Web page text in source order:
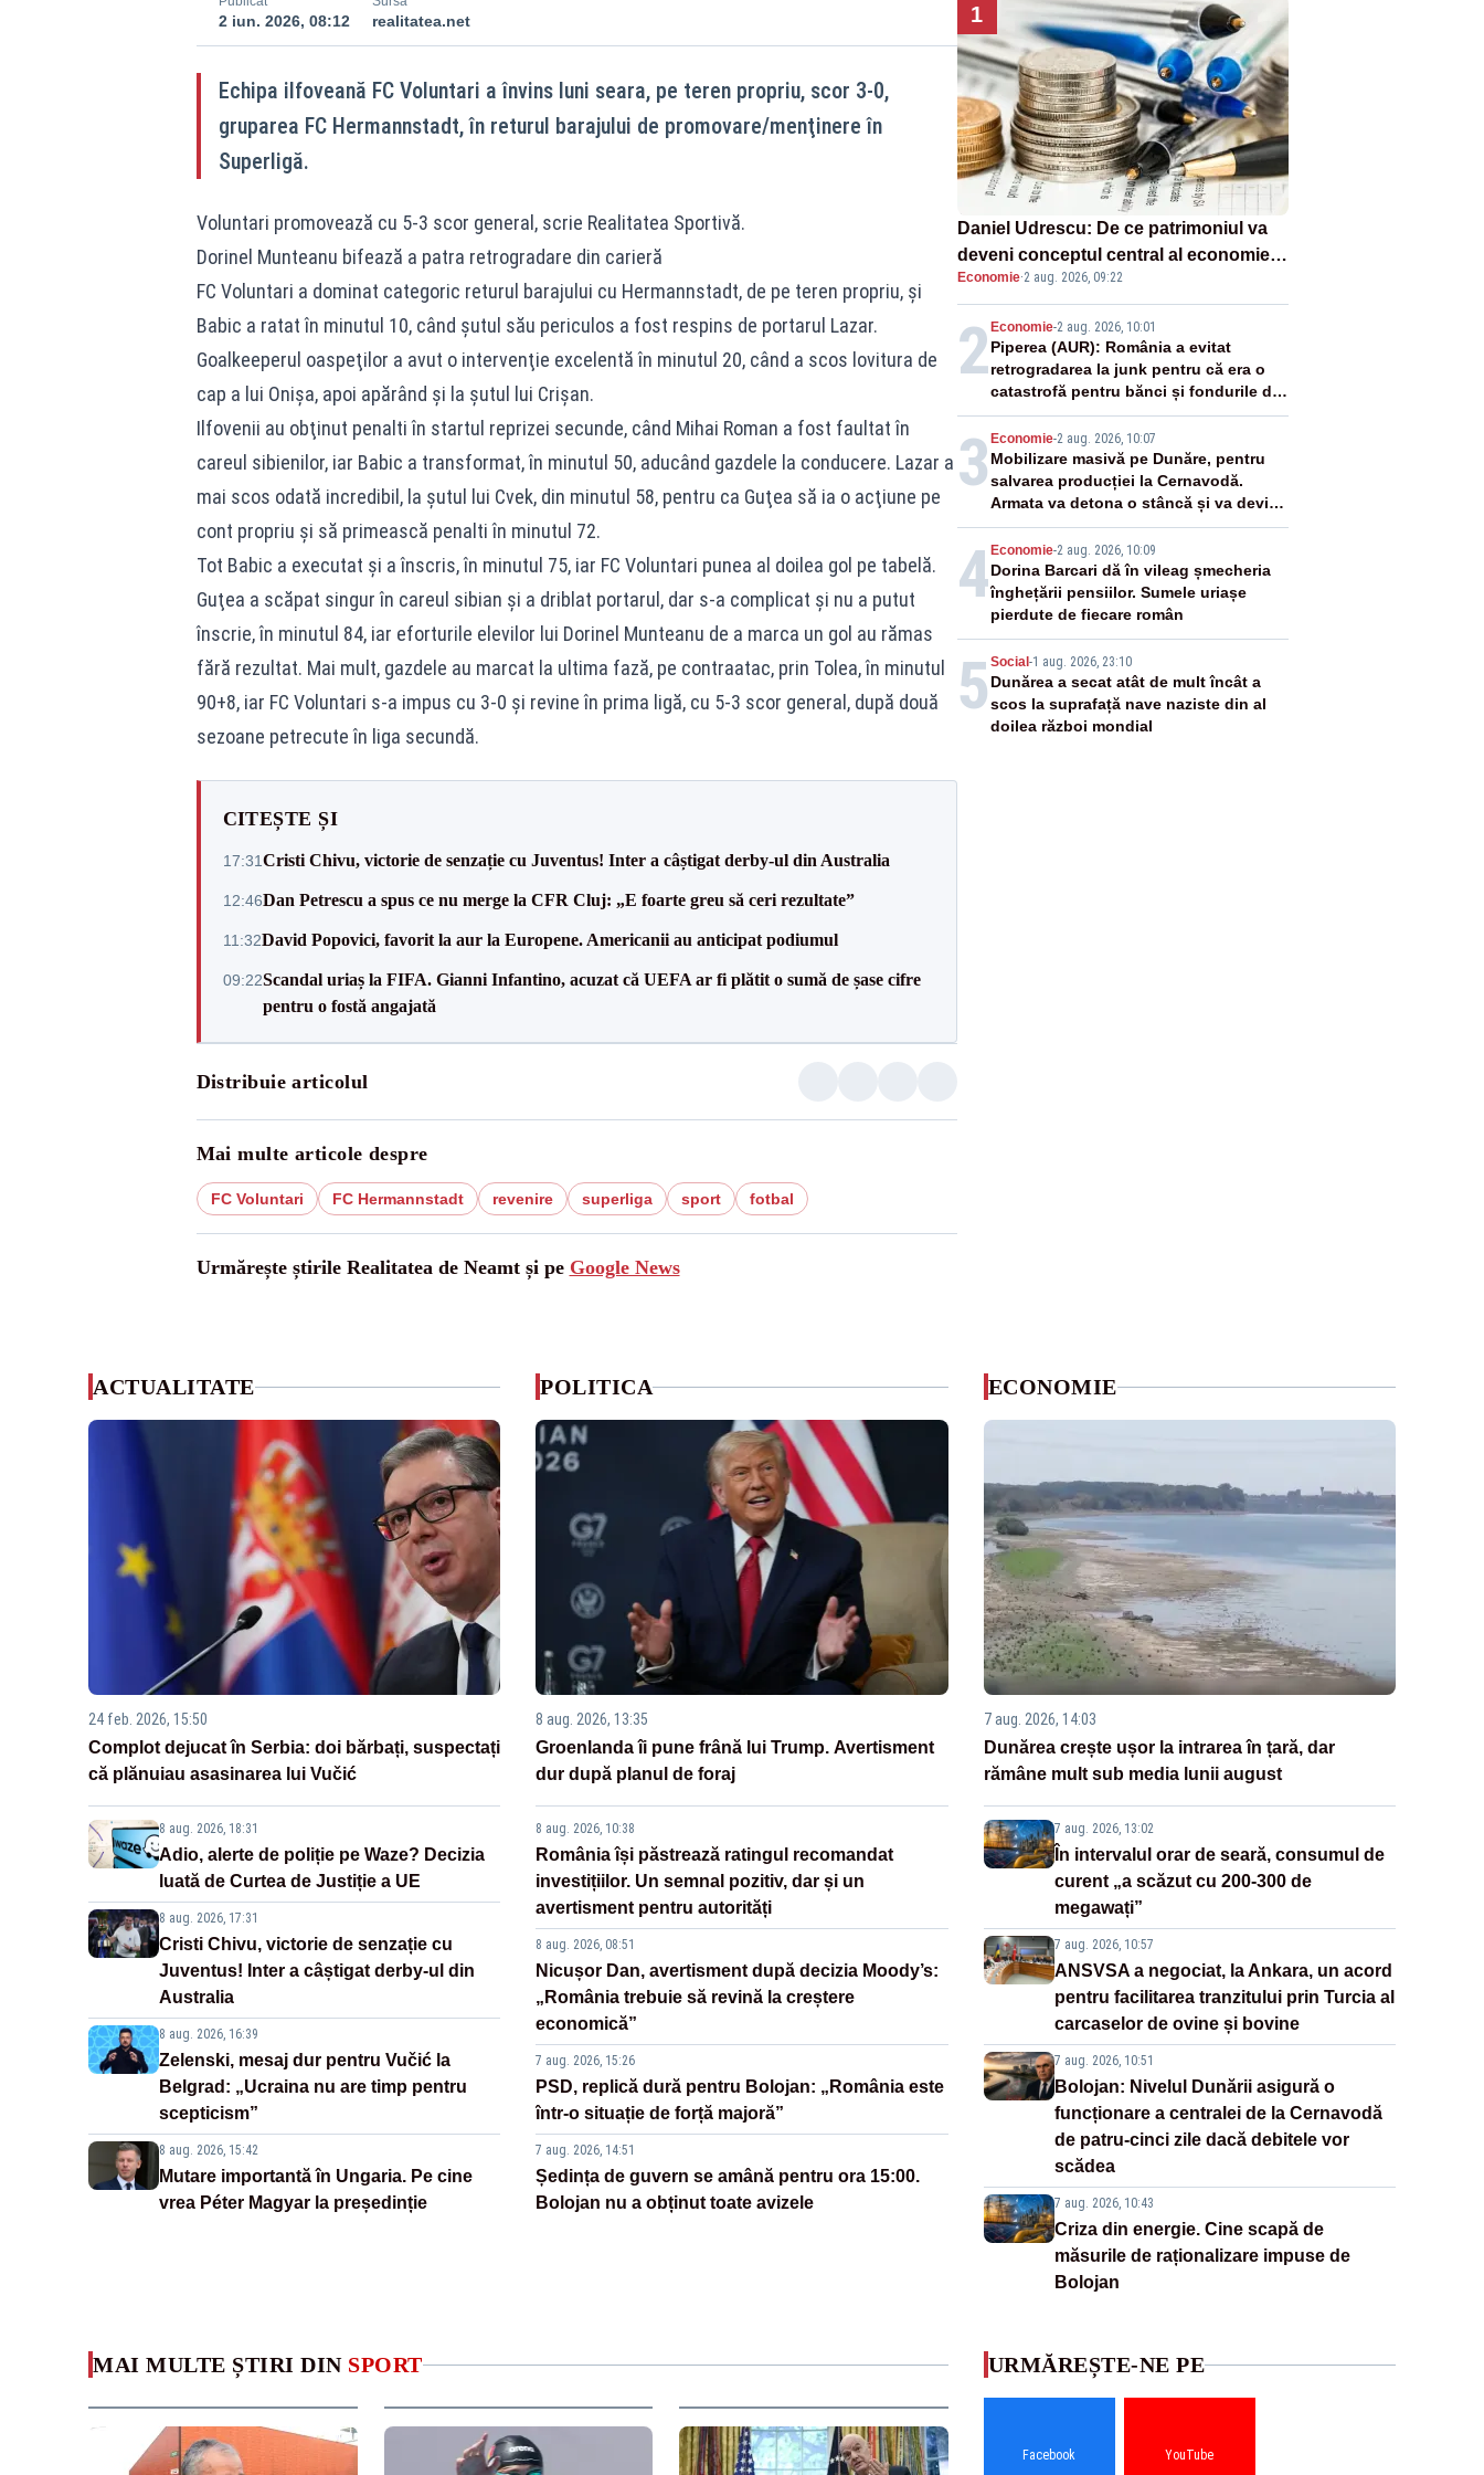
2 iun. 2026, 08:12 realitatea.net
Echipa ilfoveană FC Voluntari a învins luni seara, pe teren propriu, scor 3-0,
gruparea FC Hermannstadt, în returul barajului de promovare/menţinere în
Superligă.
Voluntari promovează cu 5-3 scor general, scrie Realitatea Sportivă.
Dorinel Munteanu bifează a patra retrogradare din carieră
FC Voluntari a dominat categoric returul barajului cu Hermannstadt, de pe teren propriu, şi
Babic a ratat în minutul 10, când şutul său periculos a fost respins de portarul Lazar.
Goalkeeperul oaspeţilor a avut o intervenţie excelentă în minutul 20, când a scos lovitura de
cap a lui Onişa, apoi apărând şi la şutul lui Crişan.
Ilfovenii au obţinut penalti în startul reprizei secunde, când Mihai Roman a fost faultat în
careul sibienilor, iar Babic a transformat, în minutul 50, aducând gazdele la conducere. Lazar a
mai scos odată incredibil, la şutul lui Cvek, din minutul 58, pentru ca Guţea să ia o acţiune pe
cont propriu şi să primească penalti în minutul 72.
Tot Babic a executat şi a înscris, în minutul 75, iar FC Voluntari punea al doilea gol pe tabelă.
Guţea a scăpat singur în careul sibian şi a driblat portarul, dar s-a complicat şi nu a putut
înscrie, în minutul 84, iar eforturile elevilor lui Dorinel Munteanu de a marca un gol au rămas
fără rezultat. Mai mult, gazdele au marcat la ultima fază, pe contraatac, prin Tolea, în minutul
90+8, iar FC Voluntari s-a impus cu 3-0 şi revine în prima ligă, cu 5-3 scor general, după două
sezoane petrecute în liga secundă.
CITEȘTE ȘI
17:31Cristi Chivu, victorie de senzație cu Juventus! Inter a câștigat derby-ul din Australia
12:46Dan Petrescu a spus ce nu merge la CFR Cluj: „E foarte greu să ceri rezultate”
11:32David Popovici, favorit la aur la Europene. Americanii au anticipat podiumul
09:22Scandal uriaș la FIFA. Gianni Infantino, acuzat că UEFA ar fi plătit o sumă de șase cifre
pentru o fostă angajată
Distribuie articolul
Mai multe articole despre
FC Voluntari FC Hermannstadt revenire superliga sport fotbal
Urmărește știrile Realitatea de Neamt și pe Google News
1
Daniel Udrescu: De ce patrimoniul va
deveni conceptul central al economiei
viitoare?
Economie·2 aug. 2026, 09:22
2 Economie-2 aug. 2026, 10:01
Piperea (AUR): România a evitat
retrogradarea la junk pentru că era o
catastrofă pentru bănci și fondurile de
pensii
3 Economie-2 aug. 2026, 10:07
Mobilizare masivă pe Dunăre, pentru
salvarea producției la Cernavodă.
Armata va detona o stâncă și va devia
apa fluviului - IMAGINI AERIENE
4 Economie-2 aug. 2026, 10:09
Dorina Barcari dă în vileag șmecheria
înghețării pensiilor. Sumele uriașe
pierdute de fiecare român
5 Social -1 aug. 2026, 23:10
Dunărea a secat atât de mult încât a
scos la suprafață nave naziste din al
doilea război mondial
ACTUALITATE
24 feb. 2026, 15:50
Complot dejucat în Serbia: doi bărbați, suspectați
că plănuiau asasinarea lui Vučić
8 aug. 2026, 18:31
Adio, alerte de poliție pe Waze? Decizia
luată de Curtea de Justiție a UE
8 aug. 2026, 17:31
Cristi Chivu, victorie de senzație cu
Juventus! Inter a câștigat derby-ul din
Australia
8 aug. 2026, 16:39
Zelenski, mesaj dur pentru Vučić la
Belgrad: „Ucraina nu are timp pentru
scepticism”
8 aug. 2026, 15:42
Mutare importantă în Ungaria. Pe cine
vrea Péter Magyar la președinție
POLITICA
8 aug. 2026, 13:35
Groenlanda îi pune frână lui Trump. Avertisment
dur după planul de foraj
8 aug. 2026, 10:38
România își păstrează ratingul recomandat
investițiilor. Un semnal pozitiv, dar și un
avertisment pentru autorități
8 aug. 2026, 08:51
Nicușor Dan, avertisment după decizia Moody’s:
„România trebuie să revină la creștere
economică”
7 aug. 2026, 15:26
PSD, replică dură pentru Bolojan: „România este
într-o situație de forță majoră”
7 aug. 2026, 14:51
Ședința de guvern se amână pentru ora 15:00.
Bolojan nu a obținut toate avizele
ECONOMIE
7 aug. 2026, 14:03
Dunărea crește ușor la intrarea în țară, dar
rămâne mult sub media lunii august
7 aug. 2026, 13:02
În intervalul orar de seară, consumul de
curent „a scăzut cu 200-300 de
megawați”
7 aug. 2026, 10:57
ANSVSA a negociat, la Ankara, un acord
pentru facilitarea tranzitului prin Turcia al
carcaselor de ovine și bovine
7 aug. 2026, 10:51
Bolojan: Nivelul Dunării asigură o
funcționare a centralei de la Cernavodă
de patru-cinci zile dacă debitele vor
scădea
7 aug. 2026, 10:43
Criza din energie. Cine scapă de
măsurile de raționalizare impuse de
Bolojan
MAI MULTE ȘTIRI DIN SPORT URMĂREȘTE-NE PE
Facebook YouTube